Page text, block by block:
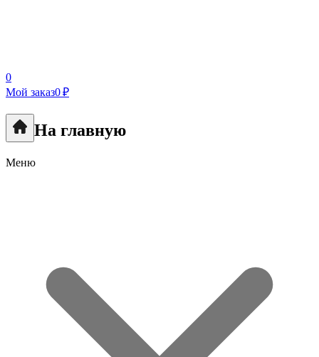
0
Мой заказ0 ₽
На главную
Меню